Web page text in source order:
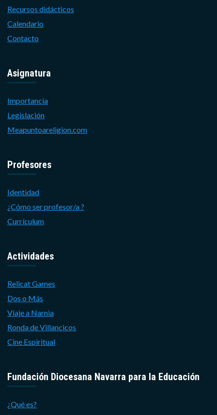
Recursos didácticos
Calendario
Contacto
Asignatura
Importancia
Legislación
Meapuntoareligion.com
Profesores
Identidad
¿Cómo ser profesor/a ?
Currículum
Actividades
Relicat Games
Dos o Más
Viaje a Narnia
Ronda de Villancicos
Cine Espiritual
Fundación Diocesana Navarra para la Educación
¿Qué es?